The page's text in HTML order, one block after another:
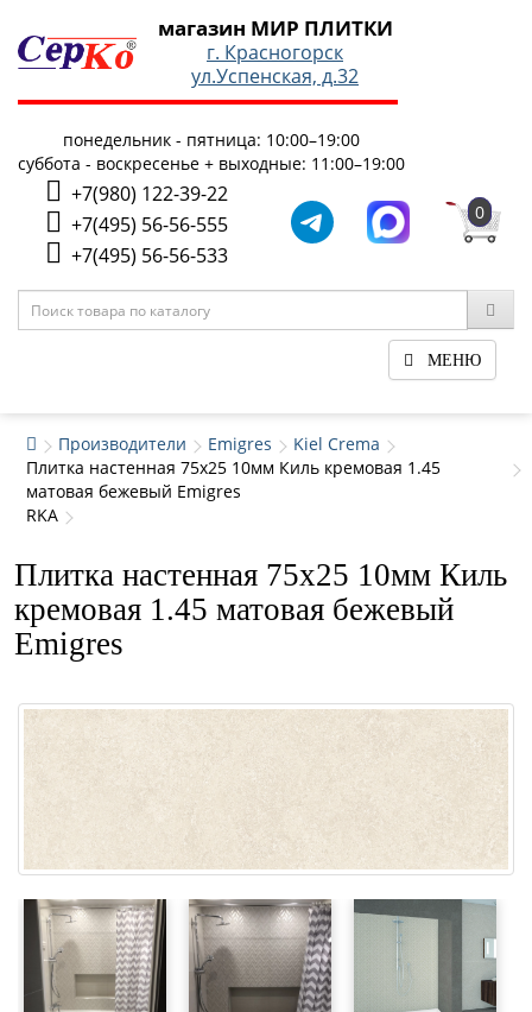
магазин МИР ПЛИТКИ
г. Красногорск
ул.Успенская, д.32
понедельник - пятница: 10:00–19:00
суббота - воскресенье + выходные: 11:00–19:00
+7(980) 122-39-22
+7(495) 56-56-555
+7(495) 56-56-533
0
МЕНЮ
Производители Emigres
Kiel Crema
Плитка настенная 75x25 10мм Киль кремовая 1.45
матовая бежевый Emigres
RKA
Плитка настенная 75x25 10мм Киль
кремовая 1.45 матовая бежевый
Emigres